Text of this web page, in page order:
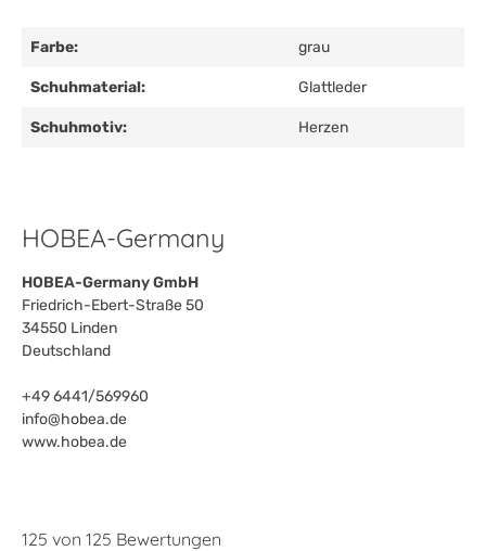
Farbe: grau
Schuhmaterial: Glattleder
Schuhmotiv: Herzen
HOBEA-Germany
HOBEA-Germany GmbH
Friedrich-Ebert-Straße 50
34550 Linden
Deutschland
+49 6441/569960
info@hobea.de
www.hobea.de
125 von 125 Bewertungen